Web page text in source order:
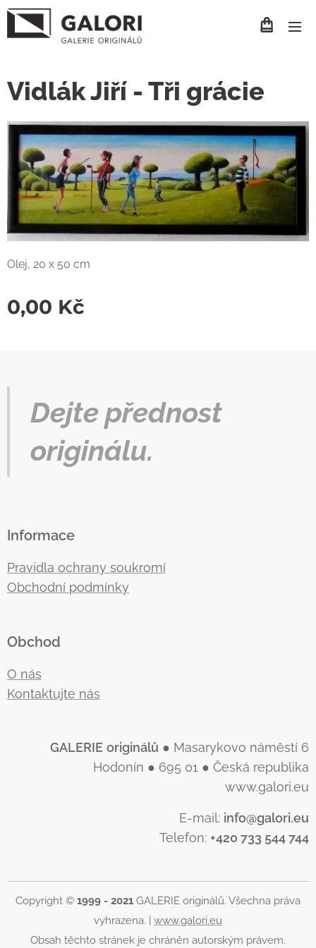
Vidlák Jiří - Tři grácie
Olej, 20 x 50 cm
0,00 Kč
Dejte přednost
originálu.
Informace
Pravidla ochrany soukromí
Obchodní podmínky
Obchod
O nás
Kontaktujte nás
GALERIE originálů ● Masarykovo náměstí 6
Hodonín ● 695 01 ● Česká republika
www.galori.eu
E-mail: info@galori.eu
Telefon: +420 733 544 744
Copyright © 1999 - 2021 GALERIE originálů. Všechna práva
vyhrazena. | www.galori.eu
Obsah těchto stránek je chráněn autorským právem.